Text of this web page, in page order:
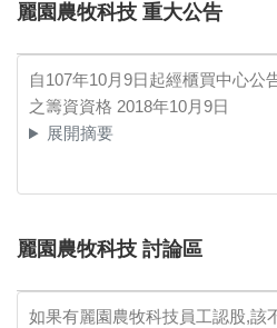
麗園農牧科技 重大公告
自107年10月9日起經櫃買中心公
之籌資資格 2018年10月9日
展開摘要
麗園農牧科技 討論區
如果有麗園農牧科技員工認股,該